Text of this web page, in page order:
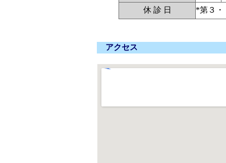
休 診 日
*第３・
アクセス